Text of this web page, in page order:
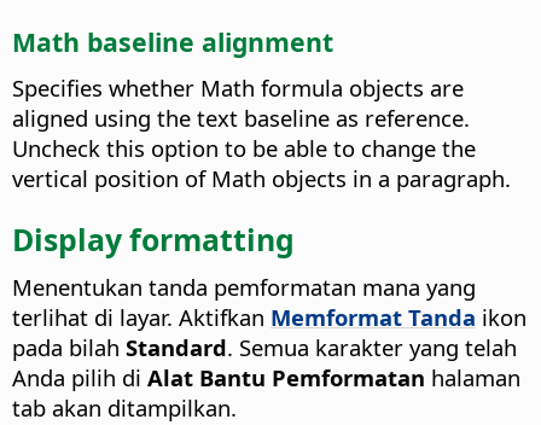
Math baseline alignment
Specifies whether Math formula objects are
aligned using the text baseline as reference.
Uncheck this option to be able to change the
vertical position of Math objects in a paragraph.
Display formatting
Menentukan tanda pemformatan mana yang
terlihat di layar. Aktifkan Memformat Tanda ikon
pada bilah Standard. Semua karakter yang telah
Anda pilih di Alat Bantu Pemformatan halaman
tab akan ditampilkan.